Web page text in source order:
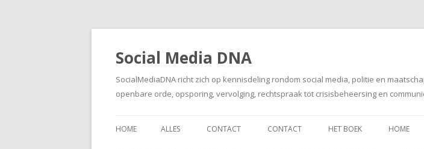
Social Media DNA
SocialMediaDNA richt zich op kennisdeling rondom social media, politie en
openbare orde, opsporing, vervolging, rechtspraak tot crisisbeheersing en
naar
HOME ALLES CONTACT CONTACT HET BOEK HOME